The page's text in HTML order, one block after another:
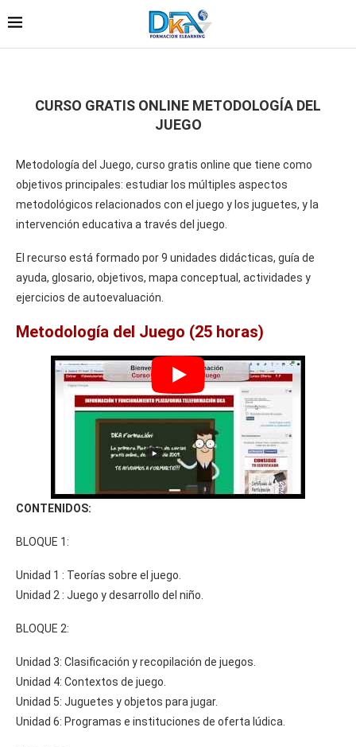
CURSO GRATIS ONLINE METODOLOGÍA DEL
JUEGO
Metodología del Juego, curso gratis online que tiene como
objetivos principales: estudiar los múltiples aspectos
metodológicos relacionados con el juego y los juguetes, y la
intervención educativa a través del juego.
El recurso está formado por 9 unidades didácticas, guía de
ayuda, glosario, objetivos, mapa conceptual, actividades y
ejercicios de autoevaluación.
Metodología del Juego (25 horas)
CONTENIDOS:
BLOQUE 1:
Unidad 1 : Teorías sobre el juego.
Unidad 2 : Juego y desarrollo del niño.
BLOQUE 2:
Unidad 3: Clasificación y recopilación de juegos.
Unidad 4: Contextos de juego.
Unidad 5: Juguetes y objetos para jugar.
Unidad 6: Programas e instituciones de oferta lúdica.